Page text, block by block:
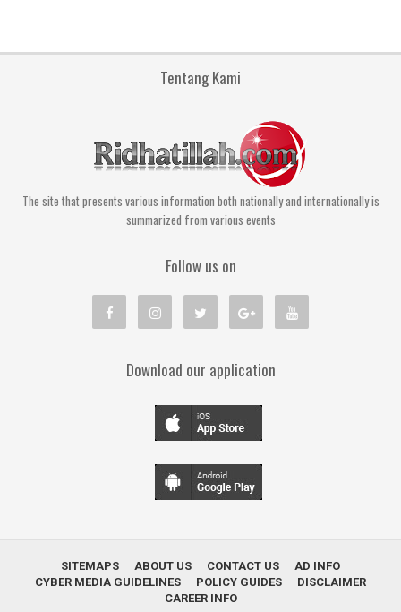
Tentang Kami
The site that presents various information both nationally and internationally is
summarized from various events
Follow us on
Download our application
SITEMAPS ABOUT US CONTACT US
AD INFO
CYBER MEDIA GUIDELINES
POLICY GUIDES
DISCLAIMER
CAREER INFO